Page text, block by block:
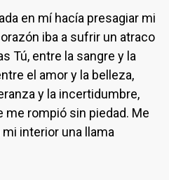
en mí hacía presagiar mi
iba a sufrir un atraco
Tú, entre la sangre y la
el amor y la belleza,
y la incertidumbre,
me rompió sin piedad. Me
interior una llama